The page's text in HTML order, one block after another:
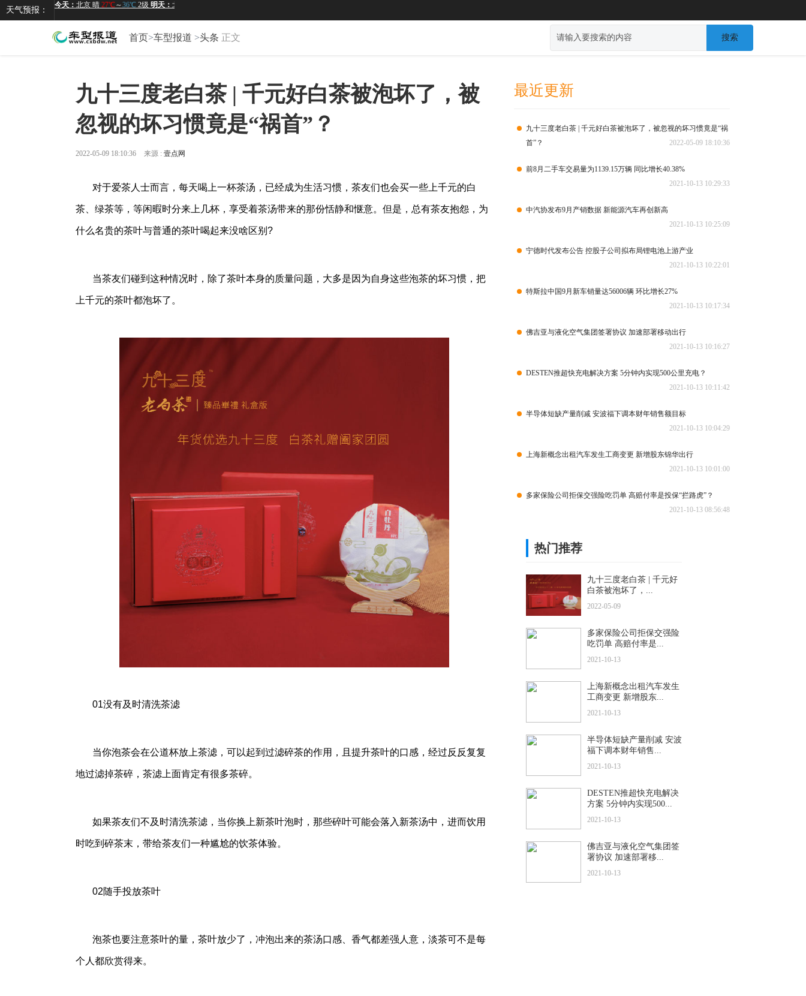
天气预报：
首页>车型报道 >头条 正文 搜索
九十三度老白茶 | 千元好白茶被泡坏了，被
忽视的坏习惯竟是“祸首”？
2022-05-09 18:10:36 来源 : 壹点网
对于爱茶人士而言，每天喝上一杯茶汤，已经成为生活习惯，茶友们也会买一些上千元的白
茶、绿茶等，等闲暇时分来上几杯，享受着茶汤带来的那份恬静和惬意。但是，总有茶友抱怨，为
什么名贵的茶叶与普通的茶叶喝起来没啥区别?
当茶友们碰到这种情况时，除了茶叶本身的质量问题，大多是因为自身这些泡茶的坏习惯，把
上千元的茶叶都泡坏了。
01没有及时清洗茶滤
当你泡茶会在公道杯放上茶滤，可以起到过滤碎茶的作用，且提升茶叶的口感，经过反反复复
地过滤掉茶碎，茶滤上面肯定有很多茶碎。
如果茶友们不及时清洗茶滤，当你换上新茶叶泡时，那些碎叶可能会落入新茶汤中，进而饮用
时吃到碎茶末，带给茶友们一种尴尬的饮茶体验。
02随手投放茶叶
泡茶也要注意茶叶的量，茶叶放少了，冲泡出来的茶汤口感、香气都差强人意，淡茶可不是每
个人都欣赏得来。
最近更新
九十三度老白茶 | 千元好白茶被泡坏了，被忽视的坏习惯竟是“祸
首”？
2022-05-09 18:10:36
前8月二手车交易量为1139.15万辆 同比增长40.38%
2021-10-13 10:29:33
中汽协发布9月产销数据 新能源汽车再创新高
2021-10-13 10:25:09
宁德时代发布公告 控股子公司拟布局锂电池上游产业
2021-10-13 10:22:01
特斯拉中国9月新车销量达56006辆 环比增长27%
2021-10-13 10:17:34
佛吉亚与液化空气集团签署协议 加速部署移动出行
2021-10-13 10:16:27
DESTEN推超快充电解决方案 5分钟内实现500公里充电？
2021-10-13 10:11:42
半导体短缺产量削减 安波福下调本财年销售额目标
2021-10-13 10:04:29
上海新概念出租汽车发生工商变更 新增股东锦华出行
2021-10-13 10:01:00
多家保险公司拒保交强险吃罚单 高赔付率是投保“拦路虎”？
2021-10-13 08:56:48
热门推荐
九十三度老白茶 | 千元好
白茶被泡坏了，...
2022-05-09
多家保险公司拒保交强险
吃罚单 高赔付率是...
2021-10-13
上海新概念出租汽车发生
工商变更 新增股东...
2021-10-13
半导体短缺产量削减 安波
福下调本财年销售...
2021-10-13
DESTEN推超快充电解决
方案 5分钟内实现500...
2021-10-13
佛吉亚与液化空气集团签
署协议 加速部署移...
2021-10-13